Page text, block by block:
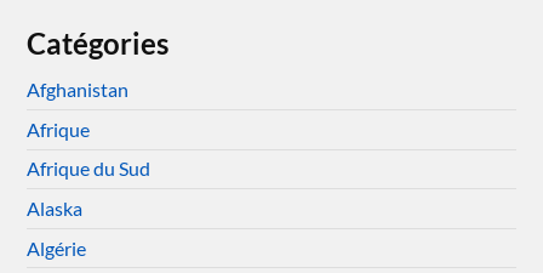
Catégories
Afghanistan
Afrique
Afrique du Sud
Alaska
Algérie